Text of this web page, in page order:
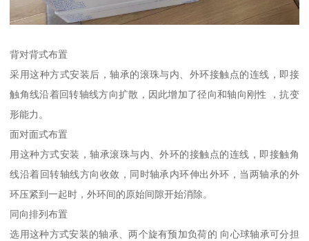
背对背式布置
采用这种方式安装后，轴承的滚珠与内、外环接触点的连线，即接
触角线沿着回转轴线方向扩散，因此增加了径向和轴向刚性 ，抗变
形能力。
面对面式布置
用这种方式安装，轴承滚珠与内、外环的接触点的连线，即接触角
线沿着回转轴线方向收敛，同时轴承内环伸出外环，当两轴承的外
环压紧到一起时，外环间的原始间隙开始消除。
同向排列布置
选用这种方式安装的轴承、两个旋有预加负荷的 向心球轴承可分担